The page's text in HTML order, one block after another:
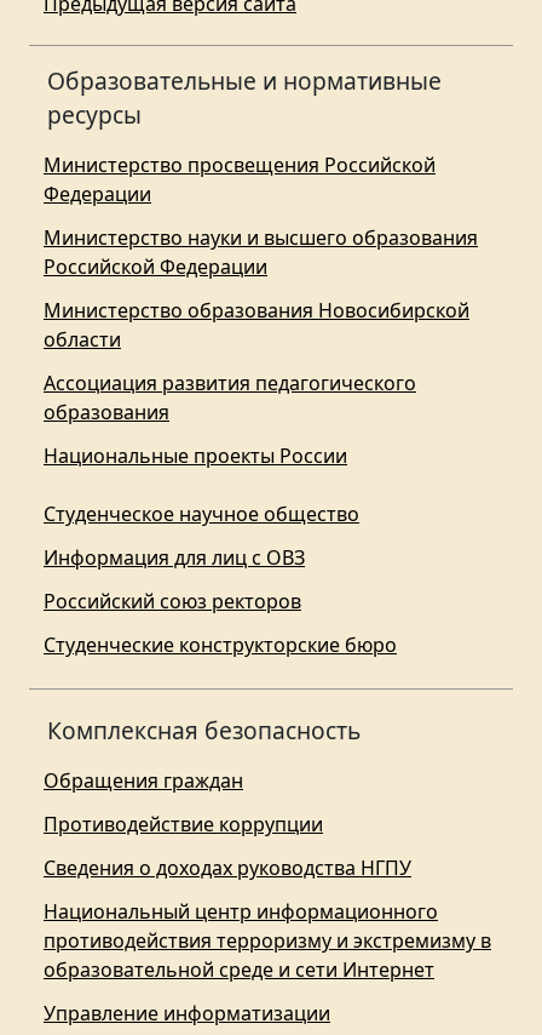
Образовательные и нормативные
ресурсы
Министерство просвещения Российской
Федерации
Министерство науки и высшего образования
Российской Федерации
Министерство образования Новосибирской
области
Ассоциация развития педагогического
образования
Национальные проекты России
Студенческое научное общество
Информация для лиц с ОВЗ
Российский союз ректоров
Студенческие конструкторские бюро
Комплексная безопасность
Обращения граждан
Противодействие коррупции
Сведения о доходах руководства НГПУ
Национальный центр информационного
противодействия терроризму и экстремизму в
образовательной среде и сети Интернет
Управление информатизации